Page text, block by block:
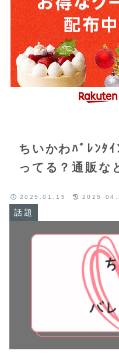
ちいかわﾊﾞﾚﾝﾀ
ってる？通販な
話題
2025.01.15